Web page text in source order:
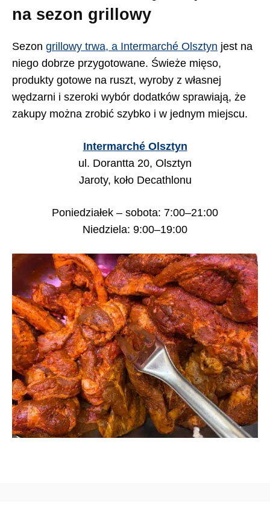
na sezon grillowy
Sezon grillowy trwa, a Intermarché Olsztyn jest na
niego dobrze przygotowane. Świeże mięso,
produkty gotowe na ruszt, wyroby z własnej
wędzarni i szeroki wybór dodatków sprawiają, że
zakupy można zrobić szybko i w jednym miejscu.
Intermarché Olsztyn
ul. Dorantta 20, Olsztyn
Jaroty, koło Decathlonu
Poniedziałek – sobota: 7:00–21:00
Niedziela: 9:00–19:00